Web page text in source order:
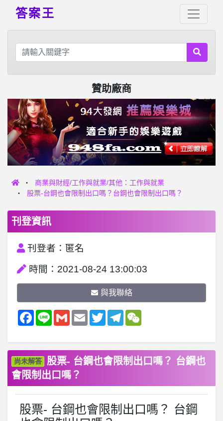
答案王
贊助廠商
商業與財經/工作與就業/其他：工作與就業
股票-台鋼也會限制出口嗎？台鋼也會限制出口嗎？
刊登資訊
刊登者：匿名
時間：2021-08-24 13:00:03
與我聯絡
Facebook
Line GmailEmail TwitterTelegramWeChat
尚未解答
股票- 台鋼也會限制出口嗎？ 台鋼也
會限制出口嗎？
股票- 台鋼也會限制出口嗎？ 台鋼